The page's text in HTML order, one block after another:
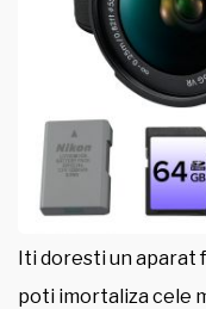
Iti doresti un aparat
poti imortaliza cele